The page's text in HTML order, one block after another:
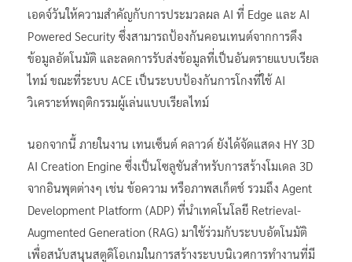
เอดจ์วันให้ความสำคัญกับการประมวลผล AI ที่ Edge และ AI
Powered Security ซึ่งสามารถป้องกันคอนเทนต์จากการดึง
ข้อมูลอัตโนมัติ และลดการรับส่งข้อมูลที่เป็นอันตรายแบบเรียล
ไทม์ ขณะที่ระบบ ACE เป็นระบบป้องกันการโกงที่ใช้ AI
วิเคราะห์พฤติกรรมผู้เล่นแบบเรียลไทม์
นอกจากนี้ ภายในงาน เทนเซ็นต์ คลาวด์ ยังได้จัดแสดง HY 3D
AI Creation Engine ซึ่งเป็นโซลูชันสำหรับการสร้างโมเดล 3D
จากอินพุตต่างๆ เช่น ข้อความ หรือภาพสเก็ตช์ รวมถึง Agent
Development Platform (ADP) ที่นำเทคโนโลยี Retrieval-
Augmented Generation (RAG) มาใช้ร่วมกับระบบอัตโนมัติ
เพื่อสนับสนุนสตูดิโอเกมในการสร้างระบบนิเวศการทำงานที่มี